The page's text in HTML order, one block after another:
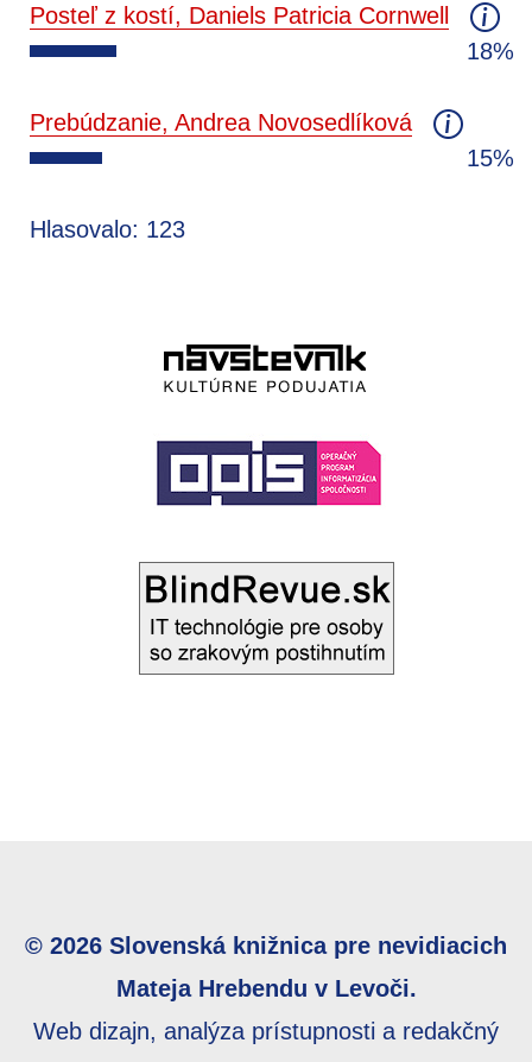
Posteľ z kostí, Daniels Patricia Cornwell
18%
Prebúdzanie, Andrea Novosedlíková
15%
Hlasovalo: 123
© 2026 Slovenská knižnica pre nevidiacich
Mateja Hrebendu v Levoči.
Web dizajn, analýza prístupnosti a redakčný